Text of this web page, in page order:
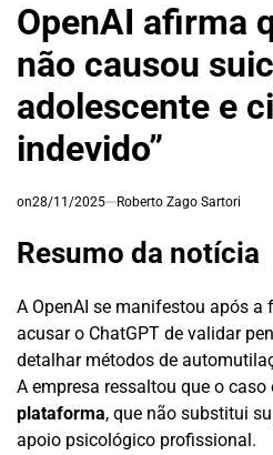
OpenAI afirma
não causou
adolescente e
indevido”
on28/11/2025 Roberto Zago Sartori
Resumo da notícia
A OpenAI se manifestou após a
acusar o ChatGPT de validar
detalhar métodos de
A empresa ressaltou que o caso
plataforma, que não substitui
apoio psicológico profissional.